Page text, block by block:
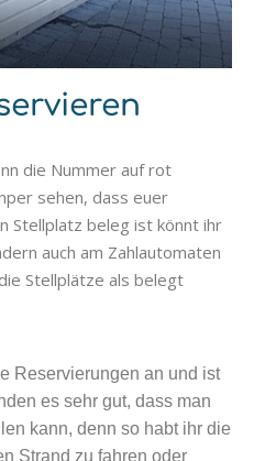
die Nummer auf rot
sehen, dass euer
Stellplatz beleg ist könnt ihr
auch am Zahlautomaten
Stellplätze als belegt
Reservierungen an und ist
es sehr gut, dass man
kann, denn so habt ihr die
Strand zu fahren oder